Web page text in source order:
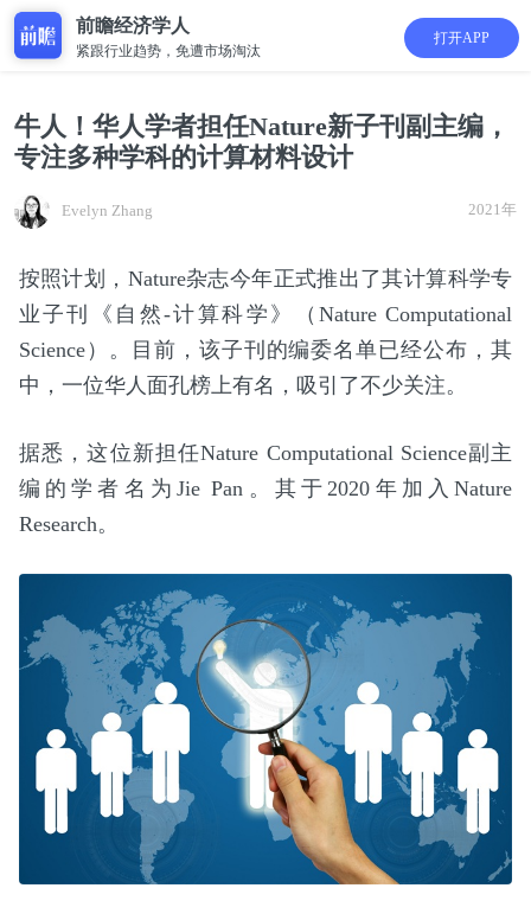
前瞻经济学人
紧跟行业趋势，免遭市场淘汰
打开APP
牛人！华人学者担任Nature新子刊副主编，
专注多种学科的计算材料设计
Evelyn Zhang 2021年
按照计划，Nature杂志今年正式推出了其计算科学专
业子刊《自然-计算科学》（Nature Computational
Science）。目前，该子刊的编委名单已经公布，其
中，一位华人面孔榜上有名，吸引了不少关注。
据悉，这位新担任Nature Computational Science副主
编的学者名为Jie Pan。其于2020年加入Nature
Research。